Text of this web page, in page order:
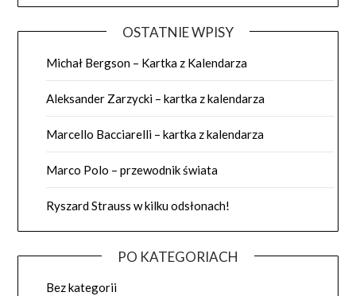
OSTATNIE WPISY
Michał Bergson – Kartka z Kalendarza
Aleksander Zarzycki – kartka z kalendarza
Marcello Bacciarelli – kartka z kalendarza
Marco Polo – przewodnik świata
Ryszard Strauss w kilku odsłonach!
PO KATEGORIACH
Bez kategorii